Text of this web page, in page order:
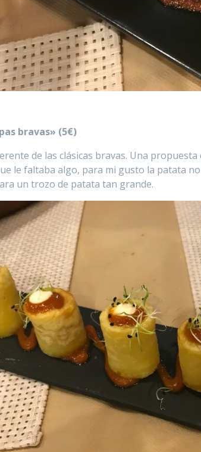
bravas» (5€)
de las clásicas bravas. Una
le faltaba algo, para mi gusto la patata
un trozo de patata tan grande.